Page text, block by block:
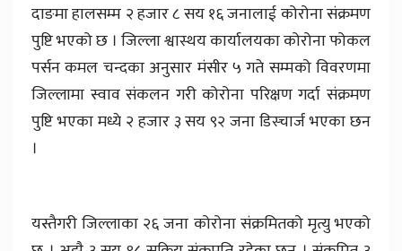
दाङमा हालसम्म २ हजार ८ सय १६ जनालाई कोरोना संक्रमण
पुष्टि भएको छ । जिल्ला श्वास्थय कार्यालयका कोरोना फोकल
पर्सन कमल चन्दका अनुसार मंसीर ५ गते सम्मको विवरणमा
जिल्लामा स्वाव संकलन गरी कोरोना परिक्षण गर्दा संक्रमण
पुष्टि भएका मध्ये २ हजार ३ सय ९२ जना डिस्चार्ज भएका छन
।
यस्तैगरी जिल्लाका २६ जना कोरोना संक्रमितको मृत्यु भएको